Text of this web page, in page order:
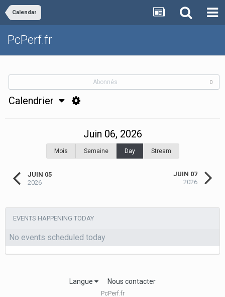
Calendar
PcPerf.fr
Abonnés 0
Calendrier
JUIN 05
2026
Juin 06, 2026
Mois Semaine Day Stream
JUIN 07
2026
EVENTS HAPPENING TODAY
No events scheduled today
Langue Nous contacter
PcPerf.fr